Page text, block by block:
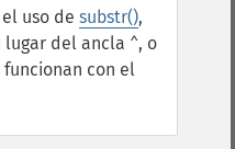
uso de substr(),
lugar del ancla ^, o
funcionan con el